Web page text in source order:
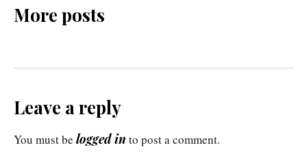
More posts
Leave a reply
You must be logged in to post a comment.